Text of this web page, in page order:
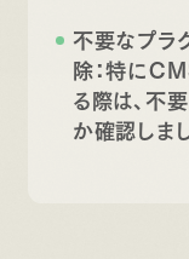
不要なプラ
除：特に
る際は、不
か確認しま